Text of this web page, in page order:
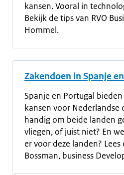
kansen. Vooral in
Bekijk de tips van RVO
Hommel.
Zakendoen in Spanje
Spanje en Portugal
kansen voor Nederlandse
handig om beide landen
vliegen, of juist niet? En
er voor deze landen?
Bossman, business